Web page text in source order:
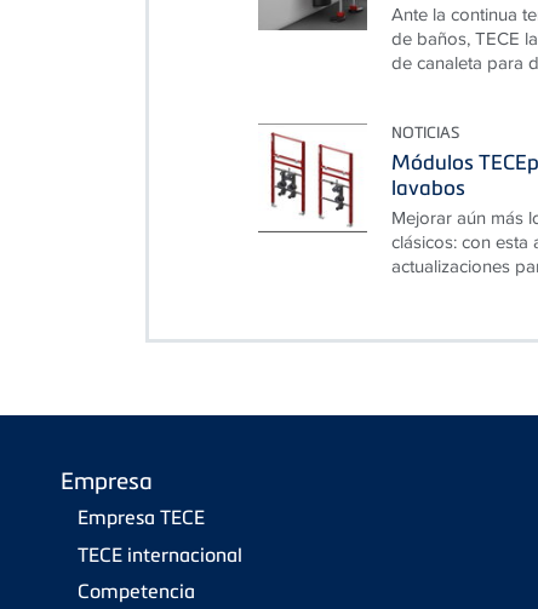
Ante la continua
de baños, TECE
de canaleta para
NOTICIAS
Módulos
lavabos
Mejorar aún más
clásicos: con esta
actualizaciones
Empresa
Empresa TECE
TECE internacional
Competencia